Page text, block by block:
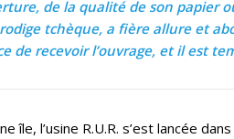
de la qualité de son papier
tchèque, a fière allure et
de recevoir l’ouvrage, et il est
île, l’usine R.U.R. s’est lancée